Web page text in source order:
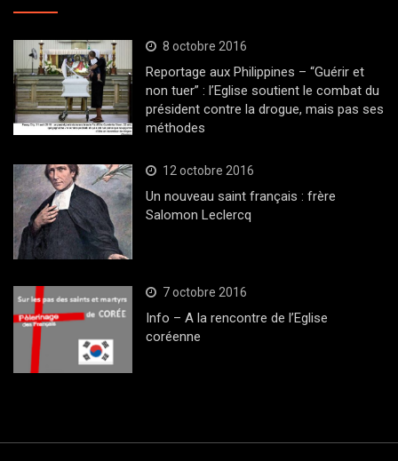
8 octobre 2016
Reportage aux Philippines – “Guérir et
non tuer” : l’Eglise soutient le combat du
président contre la drogue, mais pas ses
méthodes
12 octobre 2016
Un nouveau saint français : frère
Salomon Leclercq
7 octobre 2016
Info – A la rencontre de l’Eglise
coréenne